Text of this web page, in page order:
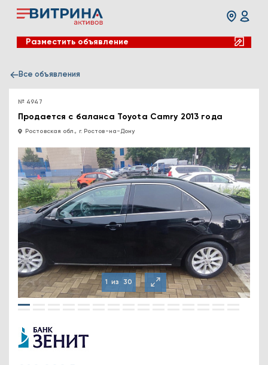
Разместить объявление
Все объявления
№ 4947
Продается с баланса Toyota Camry 2013 года
Ростовская обл., г. Ростов-на-Дону
1 из 30